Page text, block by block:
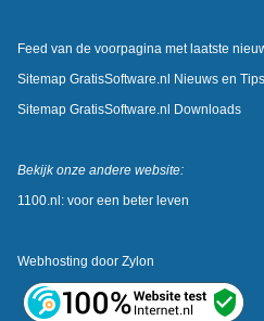
Feed van de voorpagina met laatste
Sitemap GratisSoftware.nl Nieuws en Tips
Sitemap GratisSoftware.nl Downloads
Bekijk onze andere website:
1100.nl: voor een beter leven
Webhosting door Zylon